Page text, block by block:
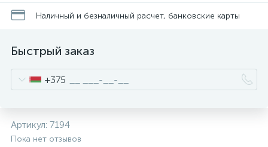
Наличный и безналичный расчет, банковские карты
Быстрый заказ
+375
Артикул: 7194
Пока нет отзывов